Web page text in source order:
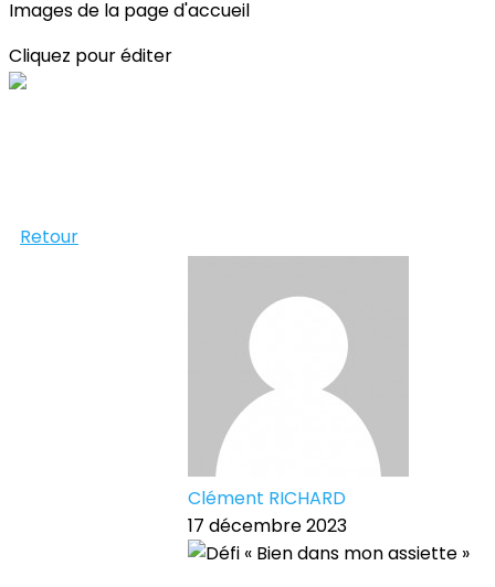
Images de la page d'accueil
Cliquez pour éditer
Retour
Clément RICHARD
17 décembre 2023